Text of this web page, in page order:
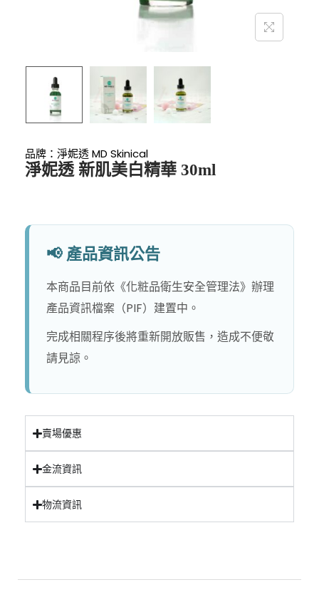
品牌： 淨妮透 MD Skinical
淨妮透 新肌美白精華 30ml
📢 產品資訊公告
本商品目前依《化粧品衛生安全管理法》辦理
產品資訊檔案（PIF）建置中。
完成相關程序後將重新開放販售，造成不便敬
請見諒。
賣場優惠
金流資訊
物流資訊